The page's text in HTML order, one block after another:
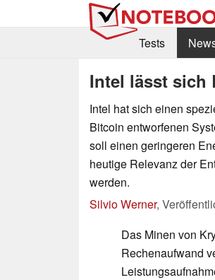
Tests
Intel lässt sich
Intel hat sich einen
Bitcoin entworfenen
soll einen geringeren
heutige Relevanz der
werden.
Silvio Werner,
Das Minen von
Rechenaufwand